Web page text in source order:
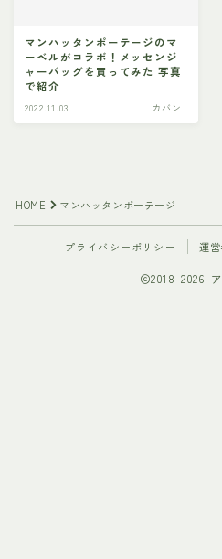
マンハッタンポーテージのマ
ーベルがコラボ！メッセンジ
ャーバッグを買ってみた 写真
で紹介
2022.11.03 カバン
HOME マンハッタンポーテージ
プライバシーポリシー 運
2018–2026